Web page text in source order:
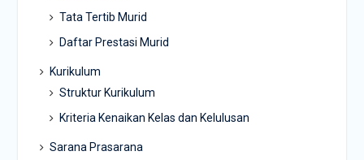
Tata Tertib Murid
Daftar Prestasi Murid
Kurikulum
Struktur Kurikulum
Kriteria Kenaikan Kelas dan Kelulusan
Sarana Prasarana